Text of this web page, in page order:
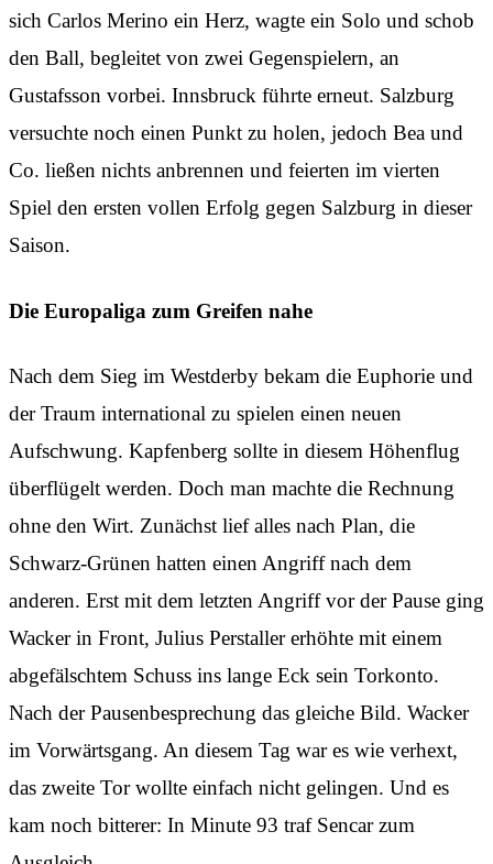
sich Carlos Merino ein Herz, wagte ein Solo und schob
den Ball, begleitet von zwei Gegenspielern, an
Gustafsson vorbei. Innsbruck führte erneut. Salzburg
versuchte noch einen Punkt zu holen, jedoch Bea und
Co. ließen nichts anbrennen und feierten im vierten
Spiel den ersten vollen Erfolg gegen Salzburg in dieser
Saison.
Die Europaliga zum Greifen nahe
Nach dem Sieg im Westderby bekam die Euphorie und
der Traum international zu spielen einen neuen
Aufschwung. Kapfenberg sollte in diesem Höhenflug
überflügelt werden. Doch man machte die Rechnung
ohne den Wirt. Zunächst lief alles nach Plan, die
Schwarz-Grünen hatten einen Angriff nach dem
anderen. Erst mit dem letzten Angriff vor der Pause ging
Wacker in Front, Julius Perstaller erhöhte mit einem
abgefälschtem Schuss ins lange Eck sein Torkonto.
Nach der Pausenbesprechung das gleiche Bild. Wacker
im Vorwärtsgang. An diesem Tag war es wie verhext,
das zweite Tor wollte einfach nicht gelingen. Und es
kam noch bitterer: In Minute 93 traf Sencar zum